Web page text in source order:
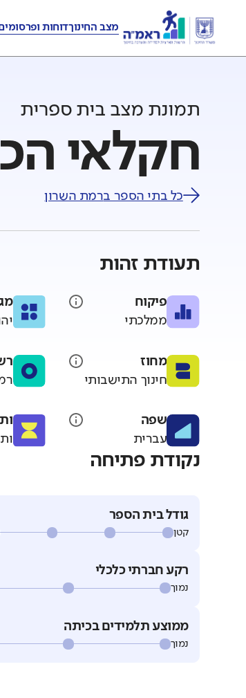
מצב החינוךדוחות
תמונת מצב בית ספרית
חקלאי
כל בתי הספר ברמת השרון
תעודת זהות
פיקוח
ממלכתי
מחוז
חינוך התישבותי
שפה
עברית
נקודת פתיחה
גודל בית הספר
קטן
רקע חברתי כלכלי
נמוך
ממוצע תלמידים בכיתה
נמוך